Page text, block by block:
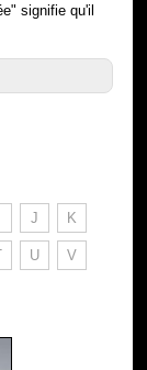
signifie qu'il
J K
U V